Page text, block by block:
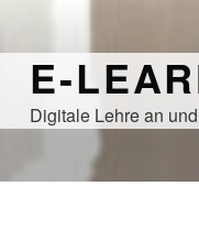
E-
Digitale Lehre an